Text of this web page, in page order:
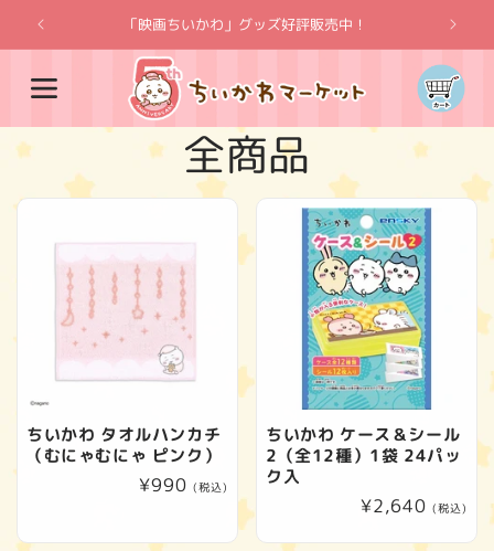
ンツに
進む
「映画ちいかわ」グッズ好評販売中！
カ
ー
ト
コ
レ
ク
シ
ョ
ン
:
全商品
ちいかわ タオルハンカチ
（むにゃむにゃ ピンク）
通
価
¥990 (税込)
ちいかわ ケース＆シール
2（全12種）1袋 24パッ
ク入
通
¥2,640 (税込)